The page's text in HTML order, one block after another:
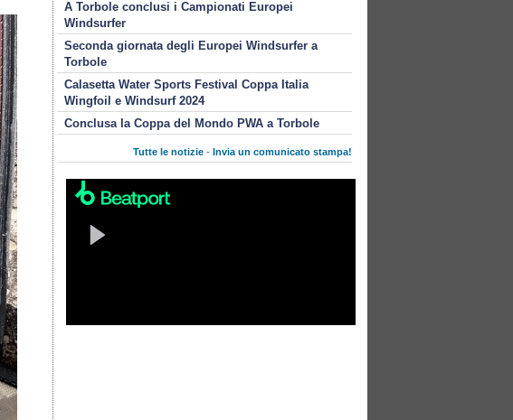
A Torbole conclusi i Campionati Europei
Windsurfer
Seconda giornata degli Europei Windsurfer a
Torbole
Calasetta Water Sports Festival Coppa Italia
Wingfoil e Windsurf 2024
Conclusa la Coppa del Mondo PWA a Torbole
Tutte le notizie -Invia un comunicato stampa!